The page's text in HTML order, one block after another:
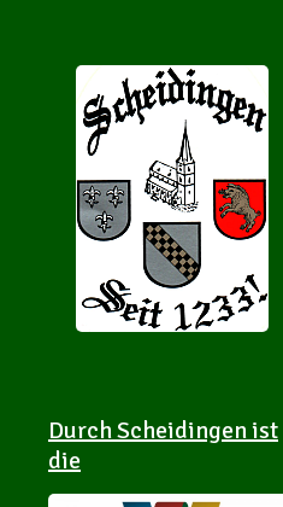
Durch Scheidingen ist
die